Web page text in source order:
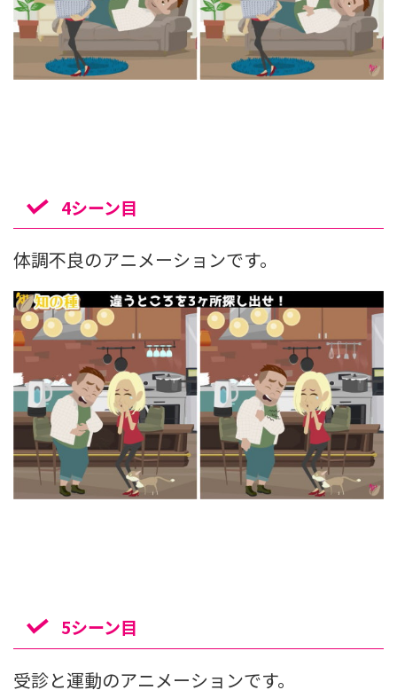
4シーン目
体調不良のアニメーションです。
5シーン目
受診と運動のアニメーションです。